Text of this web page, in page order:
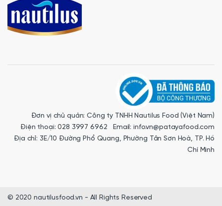
Đơn vị chủ quản: Công ty TNHH Nautilus Food (Việt Nam)
Điện thoại: 028 3997 6962 Email: info.vn@patayafood.com
Địa chỉ: 3E/10 Đường Phổ Quang, Phường Tân Sơn Hoà, TP. Hồ
Chí Minh
© 2020 nautilusfood.vn - All Rights Reserved